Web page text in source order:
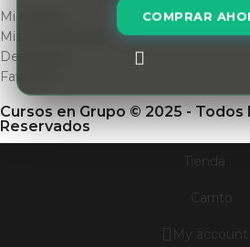
Mi cuenta
Mis membresias
Descargas
Favoritos
Cursos en Grupo © 2025 -
Reservados
Tienda
Carrito
My account
COMPRAR